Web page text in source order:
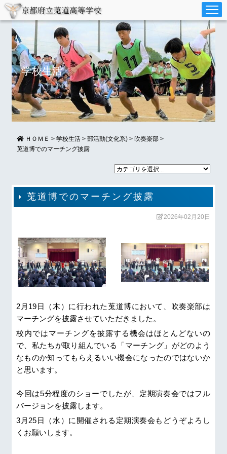
学校生活
ＨＯＭＥ > 学校生活 > 部活動(文化系) > 吹奏楽部 >
莵道博でのマーチング披露
莵道博でのマーチング披露
2026年02月20日
2月19日（木）に行われた莵道博において、吹奏楽部は
マーチングを披露させていただきました。
校内ではマーチングを披露する機会はほとんどないの
で、私たちが取り組んでいる「マーチング」がどのよう
なものか知ってもらえるいい機会になったのではないか
と思います。
今回は5分程度のショーでしたが、定期演奏会ではフル
バージョンを披露します。
3月25日（水）に開催される定期演奏会もどうぞよろし
くお願いします。